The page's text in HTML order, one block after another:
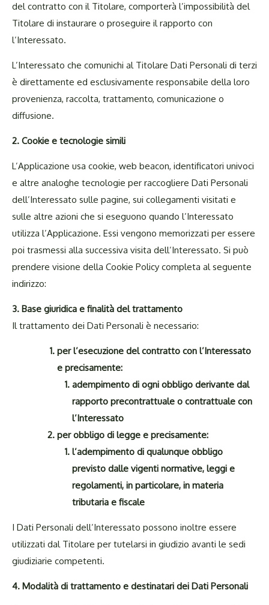
del contratto con il Titolare, comporterà l’impossibilità del
Titolare di instaurare o proseguire il rapporto con
l’Interessato.
L’Interessato che comunichi al Titolare Dati Personali di terzi
è direttamente ed esclusivamente responsabile della loro
provenienza, raccolta, trattamento, comunicazione o
diffusione.
2. Cookie e tecnologie simili
L’Applicazione usa cookie, web beacon, identificatori univoci
e altre analoghe tecnologie per raccogliere Dati Personali
dell’Interessato sulle pagine, sui collegamenti visitati e
sulle altre azioni che si eseguono quando l’Interessato
utilizza l’Applicazione. Essi vengono memorizzati per essere
poi trasmessi alla successiva visita dell’Interessato. Si può
prendere visione della Cookie Policy completa al seguente
indirizzo:
3. Base giuridica e finalità del trattamento
Il trattamento dei Dati Personali è necessario:
per l’esecuzione del contratto con l’Interessato
e precisamente:
adempimento di ogni obbligo derivante dal
rapporto precontrattuale o contrattuale con
l’Interessato
per obbligo di legge e precisamente:
l’adempimento di qualunque obbligo
previsto dalle vigenti normative, leggi e
regolamenti, in particolare, in materia
tributaria e fiscale
I Dati Personali dell’Interessato possono inoltre essere
utilizzati dal Titolare per tutelarsi in giudizio avanti le sedi
giudiziarie competenti.
4. Modalità di trattamento e destinatari dei Dati Personali